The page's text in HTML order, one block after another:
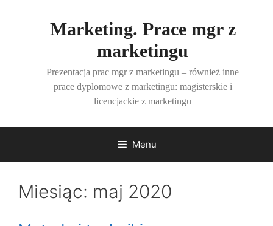
Marketing. Prace mgr z
marketingu
Prezentacja prac mgr z marketingu – również inne
prace dyplomowe z marketingu: magisterskie i
licencjackie z marketingu
Menu
Miesiąc: maj 2020